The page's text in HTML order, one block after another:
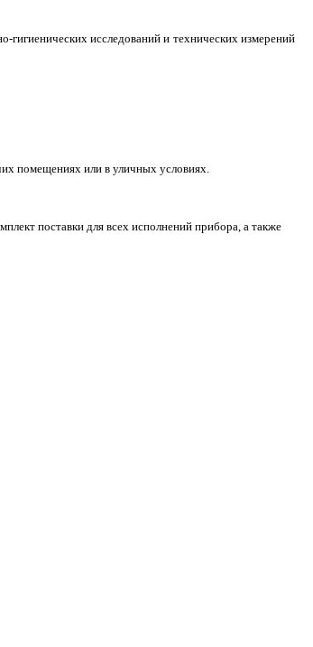
исследований и технических измерений
помещениях или в уличных условиях.
поставки для всех исполнений прибора, а также